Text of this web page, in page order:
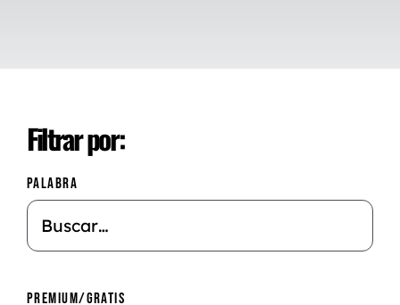
Filtrar por:
PALABRA
PREMIUM/GRATIS